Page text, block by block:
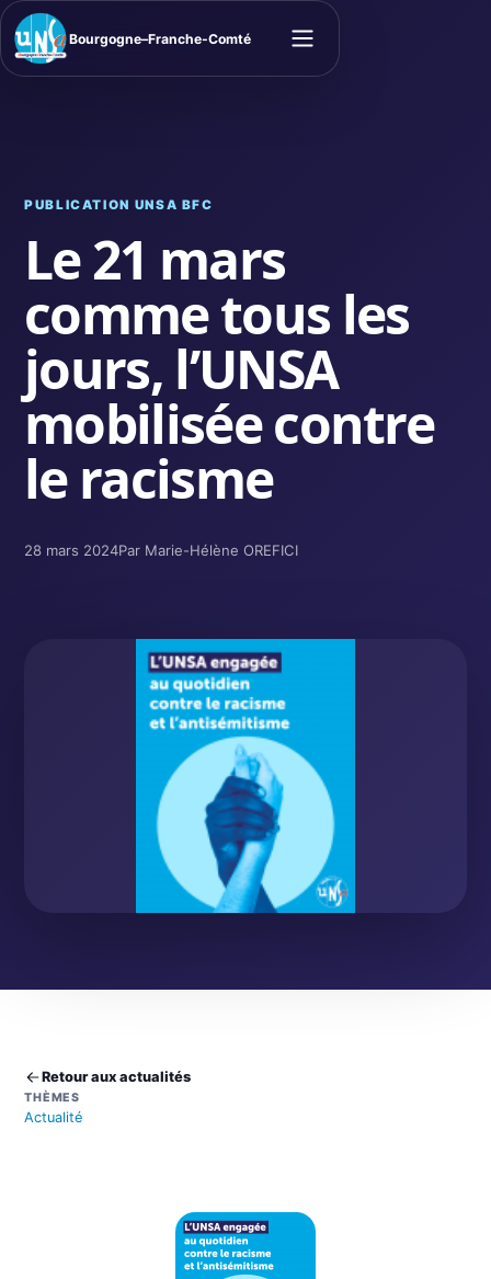
Bourgogne–Franche-Comté
Ouvrir le menu
PUBLICATION UNSA BFC
Le 21 mars
comme tous les
jours, l’UNSA
mobilisée contre
le racisme
28 mars 2024Par Marie-Hélène OREFICI
Retour aux actualités
THÈMES
Actualité